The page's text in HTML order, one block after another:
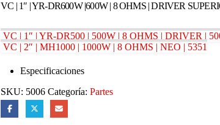
VC | 1″ | YR-DR600W |600W | 8 OHMS | DRIVER
VC | 1″ | YR-DR500 | 500W | 8 OHMS | DRIVER |
VC | 2″ | MH1000 | 1000W | 8 OHMS | NEO | 5351
Especificaciones
SKU: 5006 Categoría: Partes